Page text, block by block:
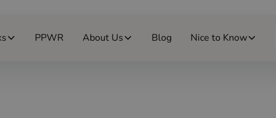
PPWR About Us Blog Nice to Know